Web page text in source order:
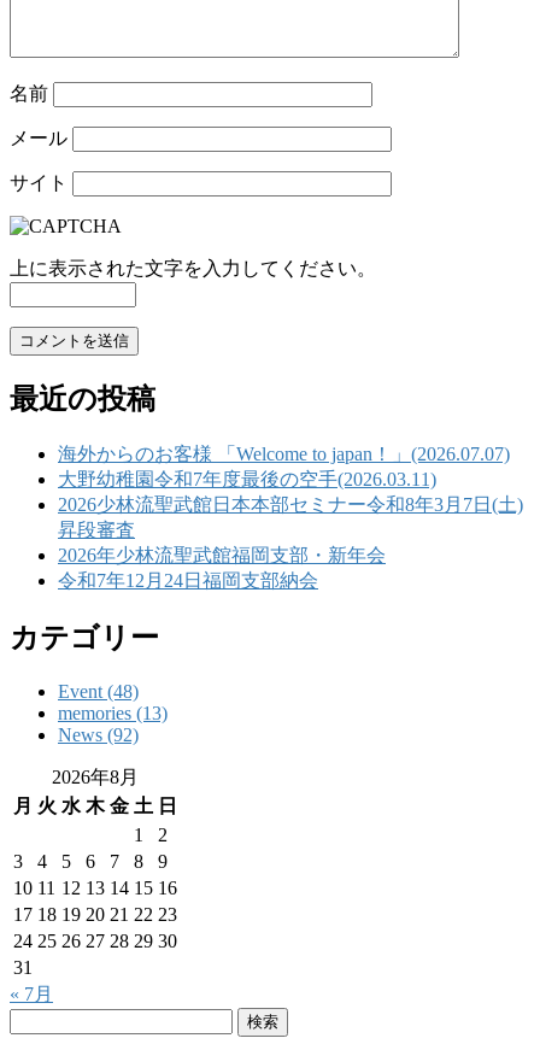
名前
メール
サイト
上に表示された文字を入力してください。
最近の投稿
海外からのお客様 「Welcome to japan！」(2026.07.07)
大野幼稚園令和7年度最後の空手(2026.03.11)
2026少林流聖武館日本本部セミナー令和8年3月7日(土)
昇段審査
2026年少林流聖武館福岡支部・新年会
令和7年12月24日福岡支部納会
カテゴリー
Event (48)
memories (13)
News (92)
2026年8月
月 火 水 木 金 土 日
1
2
3
4 5 6 7 8
9
10 11 12 13 14 15 16
17 18 19 20 21 22 23
24 25 26 27 28 29 30
31
« 7月